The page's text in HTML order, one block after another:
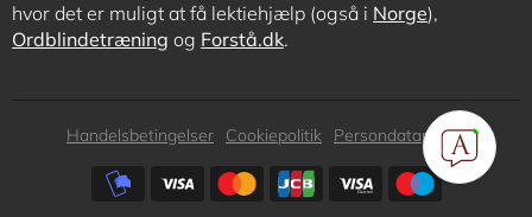
hvor det er muligt at få lektiehjælp (også i Norge),
Ordblindetræning og Forstå.dk.
Subfooter
Handelsbetingelser Cookiepolitik
Persondatapolitik
Subfooter
payment